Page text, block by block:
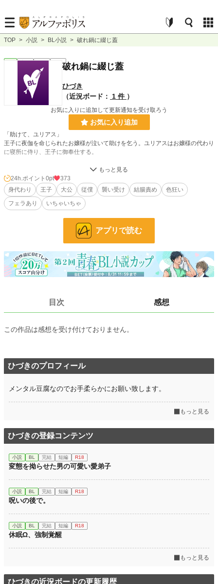
TOP > 小説 > BL小説 > 破れ鍋に綴じ蓋
完結 短編 R18破れ鍋に綴じ蓋
ひづき
（近況ボード：
1 件 ）
お気に入りに追加して更新通知を受け取ろう
お気に入り追加
「助けて、ユリアス」
王子に夜伽を命じられたお嬢様が泣いて助けを乞う。ユリアスはお嬢様の代わり
に寝所に侍り、王子に御奉仕する。
ただ一度、それで終わるはずの関係だった。
小説 229,002 位 / 229,002 件
BL 31,486 位 / 31,486 件
文字数 12,503
更新日時 2022.07.07 21:00
週間ポイント 84 pt (36,342 位)
年間ポイント 6,674 pt (39,610 位)
24h.ポイント 0pt
373
身代わり
王子 大公 従僕 襲い受け 結腸責め
色狂い
フェラあり
いちゃいちゃ
アプリで読む
目次 感想
この作品は感想を受け付けておりません。
ひづきのプロフィール
メンタル豆腐なのでお手柔らかにお願い致します。
もっと見る
ひづきの登録コンテンツ
小説 BL 完結 短編 R18
変態を拗らせた男の可愛い愛弟子
小説 BL 完結 短編 R18
呪いの後で。
小説 BL 完結 短編 R18
休眠Ω、強制覚醒
もっと見る
ひづきの近況ボードの更新履歴